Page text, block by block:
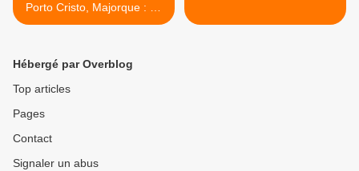
Porto Cristo, Majorque : de
très bonnes vacances !
Hébergé par Overblog
Top articles
Pages
Contact
Signaler un abus